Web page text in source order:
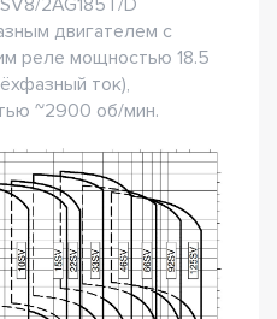
двигателем с
реле мощностью 18.5
ток),
~2900 об/мин.